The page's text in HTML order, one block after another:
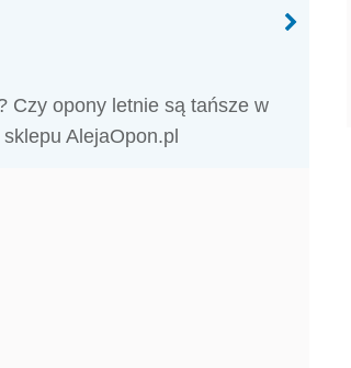
Czy opony letnie są tańsze w
AlejaOpon.pl